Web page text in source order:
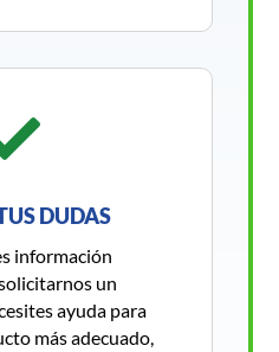
DUDAS
información
un
ayuda para
más adecuado,